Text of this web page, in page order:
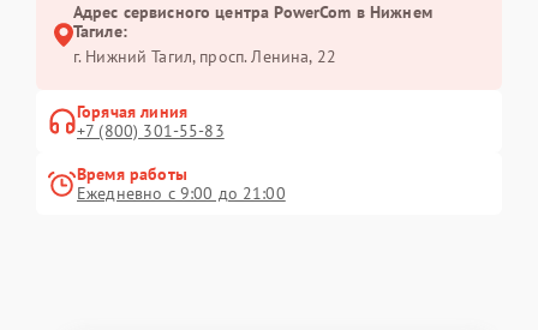
Адрес сервисного центра PowerCom в Нижнем
Тагиле:
г. Нижний Тагил, просп. Ленина, 22
Горячая линия
+7 (800) 301-55-83
Время работы
Ежедневно с 9:00 до 21:00